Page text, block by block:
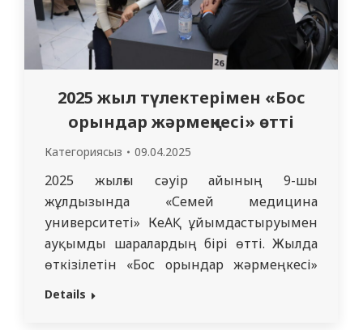
2025 жыл түлектерімен «Бос
орындар жәрмеңкесі» өтті
Категориясыз 09.04.2025
2025 жылғы сәуір айының 9-шы
жұлдызында «Семей медицина
университеті» КеАҚ ұйымдастыруымен
ауқымды шаралардың бірі өтті. Жылда
өткізілетін «Бос орындар жәрмеңкесі»
дәстүрлі шараға айналған мереке десе де
Details